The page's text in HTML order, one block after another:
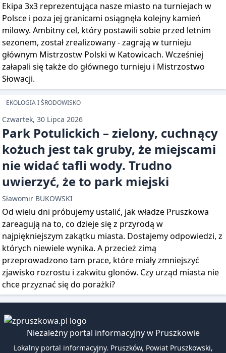
Ekipa 3x3 reprezentująca nasze miasto na turniejach w
Polsce i poza jej granicami osiągnęła kolejny kamień
milowy. Ambitny cel, który postawili sobie przed letnim
sezonem, został zrealizowany - zagrają w turnieju
głównym Mistrzostw Polski w Katowicach. Wcześniej
załapali się także do głównego turnieju i Mistrzostwo
Słowacji.
EKOLOGIA I ŚRODOWISKO
Czwartek, 30 Lipca 2026
Park Potulickich – zielony, cuchnący
kożuch jest tak gruby, że miejscami
nie widać tafli wody. Trudno
uwierzyć, że to park miejski
Sławomir BUKOWSKI
Od wielu dni próbujemy ustalić, jak władze Pruszkowa
zareagują na to, co dzieje się z przyrodą w
najpiękniejszym zakątku miasta. Dostajemy odpowiedzi, z
których niewiele wynika. A przecież zimą
przeprowadzono tam prace, które miały zmniejszyć
zjawisko rozrostu i zakwitu glonów. Czy urząd miasta nie
chce przyznać się do porażki?
Niezależny portal informacyjny w Pruszkowie
Lokalny portal informacyjny. Pruszków, Powiat Pruszkowski,